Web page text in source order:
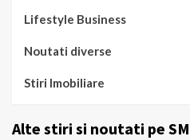
Lifestyle Business
Noutati diverse
Stiri Imobiliare
Alte stiri si noutati pe